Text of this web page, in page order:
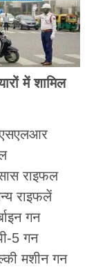
में शामिल
राइफल
राइफलें
गन
5 गन
मशीन गन